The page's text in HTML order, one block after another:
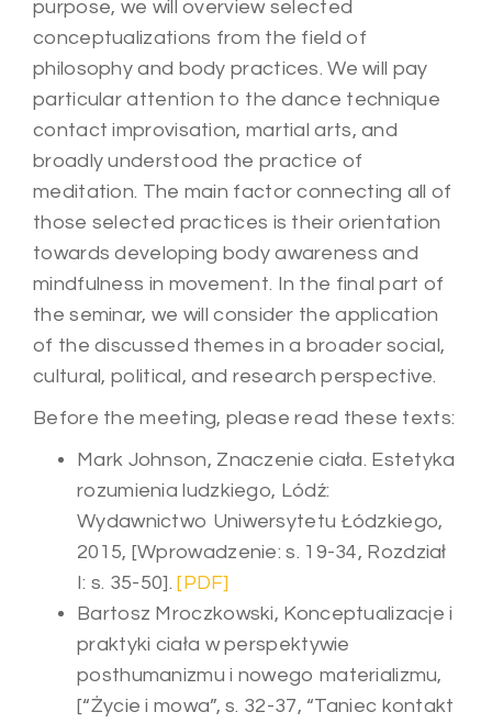
purpose, we will overview selected
conceptualizations from the field of
philosophy and body practices. We will pay
particular attention to the dance technique
contact improvisation, martial arts, and
broadly understood the practice of
meditation. The main factor connecting all of
those selected practices is their orientation
towards developing body awareness and
mindfulness in movement. In the final part of
the seminar, we will consider the application
of the discussed themes in a broader social,
cultural, political, and research perspective.
Before the meeting, please read these texts:
Mark Johnson, Znaczenie ciała. Estetyka
rozumienia ludzkiego, Lódź:
Wydawnictwo Uniwersytetu Łódzkiego,
2015, [Wprowadzenie: s. 19-34, Rozdział
I: s. 35-50].[PDF]
Bartosz Mroczkowski, Konceptualizacje i
praktyki ciała w perspektywie
posthumanizmu i nowego materializmu,
[“Życie i mowa”, s. 32-37, “Taniec kontakt